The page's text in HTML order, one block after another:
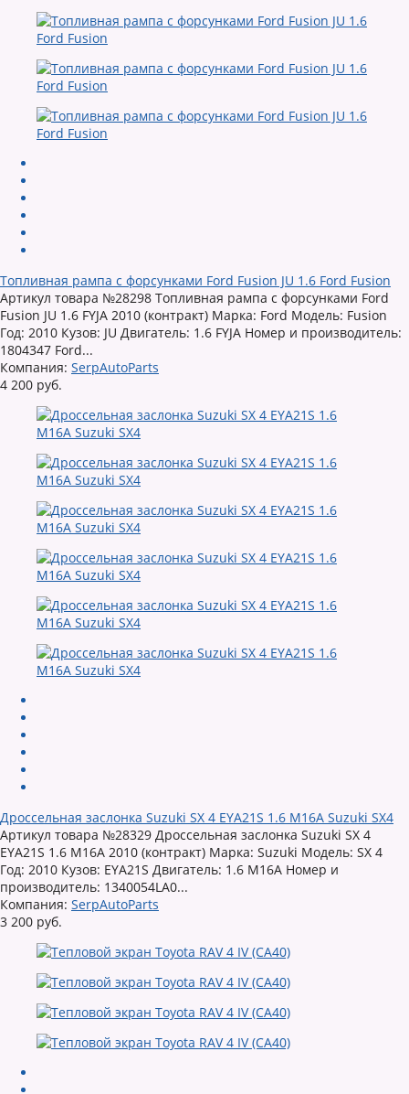
Топливная рампа с форсунками Ford Fusion JU 1.6 Ford Fusion
Артикул товара №28298 Топливная рампа с форсунками Ford
Fusion JU 1.6 FYJA 2010 (контракт) Марка: Ford Модель: Fusion
Год: 2010 Кузов: JU Двигатель: 1.6 FYJA Номер и производитель:
1804347 Ford...
Компания: SerpAutoParts
4 200 руб.
Дроссельная заслонка Suzuki SX 4 EYA21S 1.6 M16A Suzuki SX4
Артикул товара №28329 Дроссельная заслонка Suzuki SX 4
EYA21S 1.6 M16A 2010 (контракт) Марка: Suzuki Модель: SX 4
Год: 2010 Кузов: EYA21S Двигатель: 1.6 M16A Номер и
производитель: 1340054LA0...
Компания: SerpAutoParts
3 200 руб.